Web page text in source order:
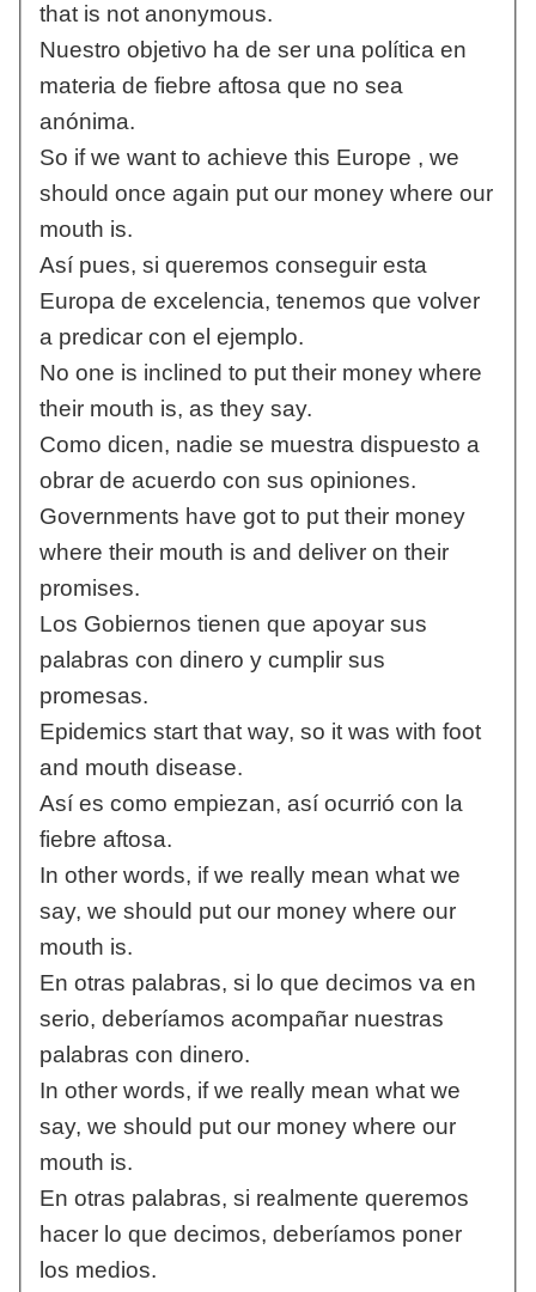
that is not anonymous.
Nuestro objetivo ha de ser una política en
materia de fiebre aftosa que no sea
anónima.
So if we want to achieve this Europe , we
should once again put our money where our
mouth is.
Así pues, si queremos conseguir esta
Europa de excelencia, tenemos que volver
a predicar con el ejemplo.
No one is inclined to put their money where
their mouth is, as they say.
Como dicen, nadie se muestra dispuesto a
obrar de acuerdo con sus opiniones.
Governments have got to put their money
where their mouth is and deliver on their
promises.
Los Gobiernos tienen que apoyar sus
palabras con dinero y cumplir sus
promesas.
Epidemics start that way, so it was with foot
and mouth disease.
Así es como empiezan, así ocurrió con la
fiebre aftosa.
In other words, if we really mean what we
say, we should put our money where our
mouth is.
En otras palabras, si lo que decimos va en
serio, deberíamos acompañar nuestras
palabras con dinero.
In other words, if we really mean what we
say, we should put our money where our
mouth is.
En otras palabras, si realmente queremos
hacer lo que decimos, deberíamos poner
los medios.